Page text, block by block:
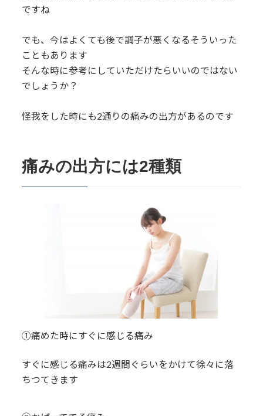
ですね
でも、今はよくても後で調子が悪くなるそういった
こともあります
そんな時に参考にしていただけたらいいのではない
でしょうか？
怪我をした時にも2通りの痛みの出方があるのです
痛みの出方には2種類
①痛めた時にすぐに感じる痛み
すぐに感じる痛みは2週間ぐらいをかけて徐々に落
ちつてきます